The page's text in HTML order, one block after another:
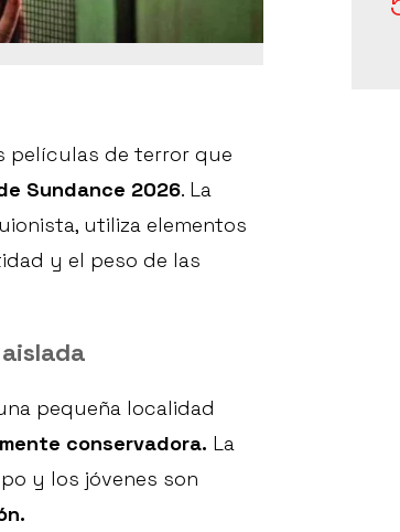
películas de terror que
Sundance 2026. La
utiliza elementos
y el peso de las
pequeña localidad
conservadora. La
y los jóvenes son